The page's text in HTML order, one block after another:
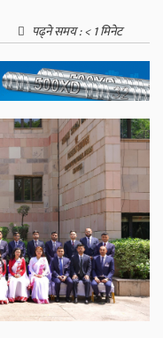
पढ्ने समय :< 1मिनेट